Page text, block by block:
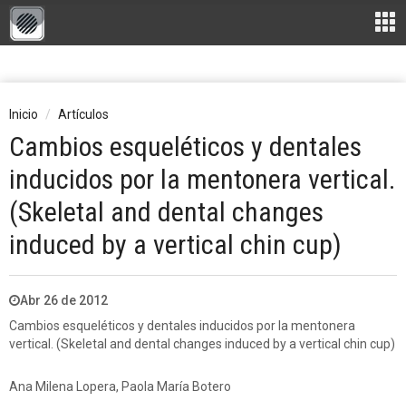
Inicio Artículos
Cambios esqueléticos y dentales
inducidos por la mentonera vertical.
(Skeletal and dental changes
induced by a vertical chin cup)
Abr 26 de 2012
Cambios esqueléticos y dentales inducidos por la mentonera
vertical. (Skeletal and dental changes induced by a vertical chin cup)
Ana Milena Lopera, Paola María Botero